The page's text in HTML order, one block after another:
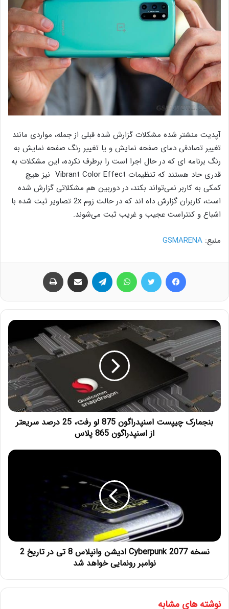
آپدیت منشتر شده مشکلات گزارش شده قبلی از جمله، مواردی مانند
تغییر تصادفی دمای صفحه نمایش و یا تغییر رنگ صفحه نمایش به
رنگ برنامه ای که در حال اجرا است را برطرف نکرده، این مشکلات به
قدری حاد هستند که تنظیمات Vibrant Color Effect نیز هیچ
کمکی به کاربر نمی‌تواند بکند، در دوربین هم مشکلاتی گزارش شده
است، کاربران گزارش داه اند که در حالت زوم 2x تصاویر ثبت شده با
اشباع و کنتراست عجیب و غریب ثبت می‌شوند.
منبع: GSMARENA
بنجمارک چیپست اسنپدراگون 875 لو رفت، 25 درصد سریعتر
از اسنپدراگون 865 پلاس
نسخه Cyberpunk 2077 ادیشن وانپلاس 8 تی در تاریخ 2
نوامبر رونمایی خواهد شد
نوشته های مشابه